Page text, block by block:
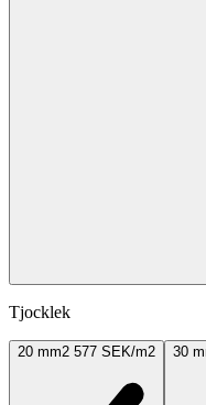
Tjocklek
20 mm2 577 SEK/m2 30